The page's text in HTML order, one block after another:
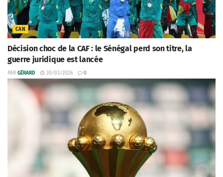
CAN
Décision choc de la CAF : le Sénégal perd son titre, la
guerre juridique est lancée
PAR GÉRARD 20/03/2026 0